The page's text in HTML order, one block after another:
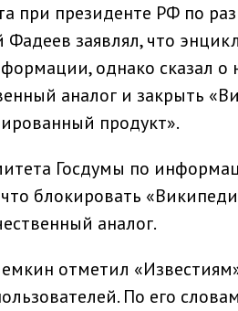
при президенте РФ по
заявлял, что
однако сказал
аналог и закрыть
продукт».
Госдумы по
блокировать
аналог.
отметил
По его